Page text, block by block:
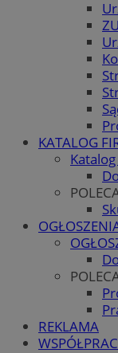
KATALOG
REKLAMA